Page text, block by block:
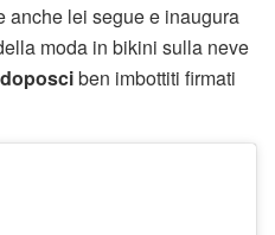
anche lei segue e inaugura
moda in bikini sulla neve
doposciben imbottiti firmati